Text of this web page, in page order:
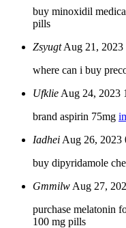
buy minoxidil
pills
Zsyugt Aug 21, 2023
where can i buy
Ufklie Aug 24, 2023
brand aspirin 75mg
Iadhei Aug 26, 2023
buy dipyridamole
Gmmilw Aug 27,
purchase melatonin
100 mg pills